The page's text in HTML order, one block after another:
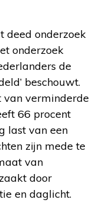
deed onderzoek
onderzoek
de
beschouwt.
van verminderde
66 procent
last van een
zijn mede te
van
door
en daglicht.